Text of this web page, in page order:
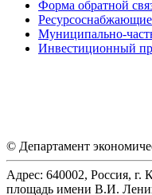
Форма обратной
Муниципально-
Инвестиционный
© Департамент
Адрес: 640002, Россия, г.
площадь имени В.И.